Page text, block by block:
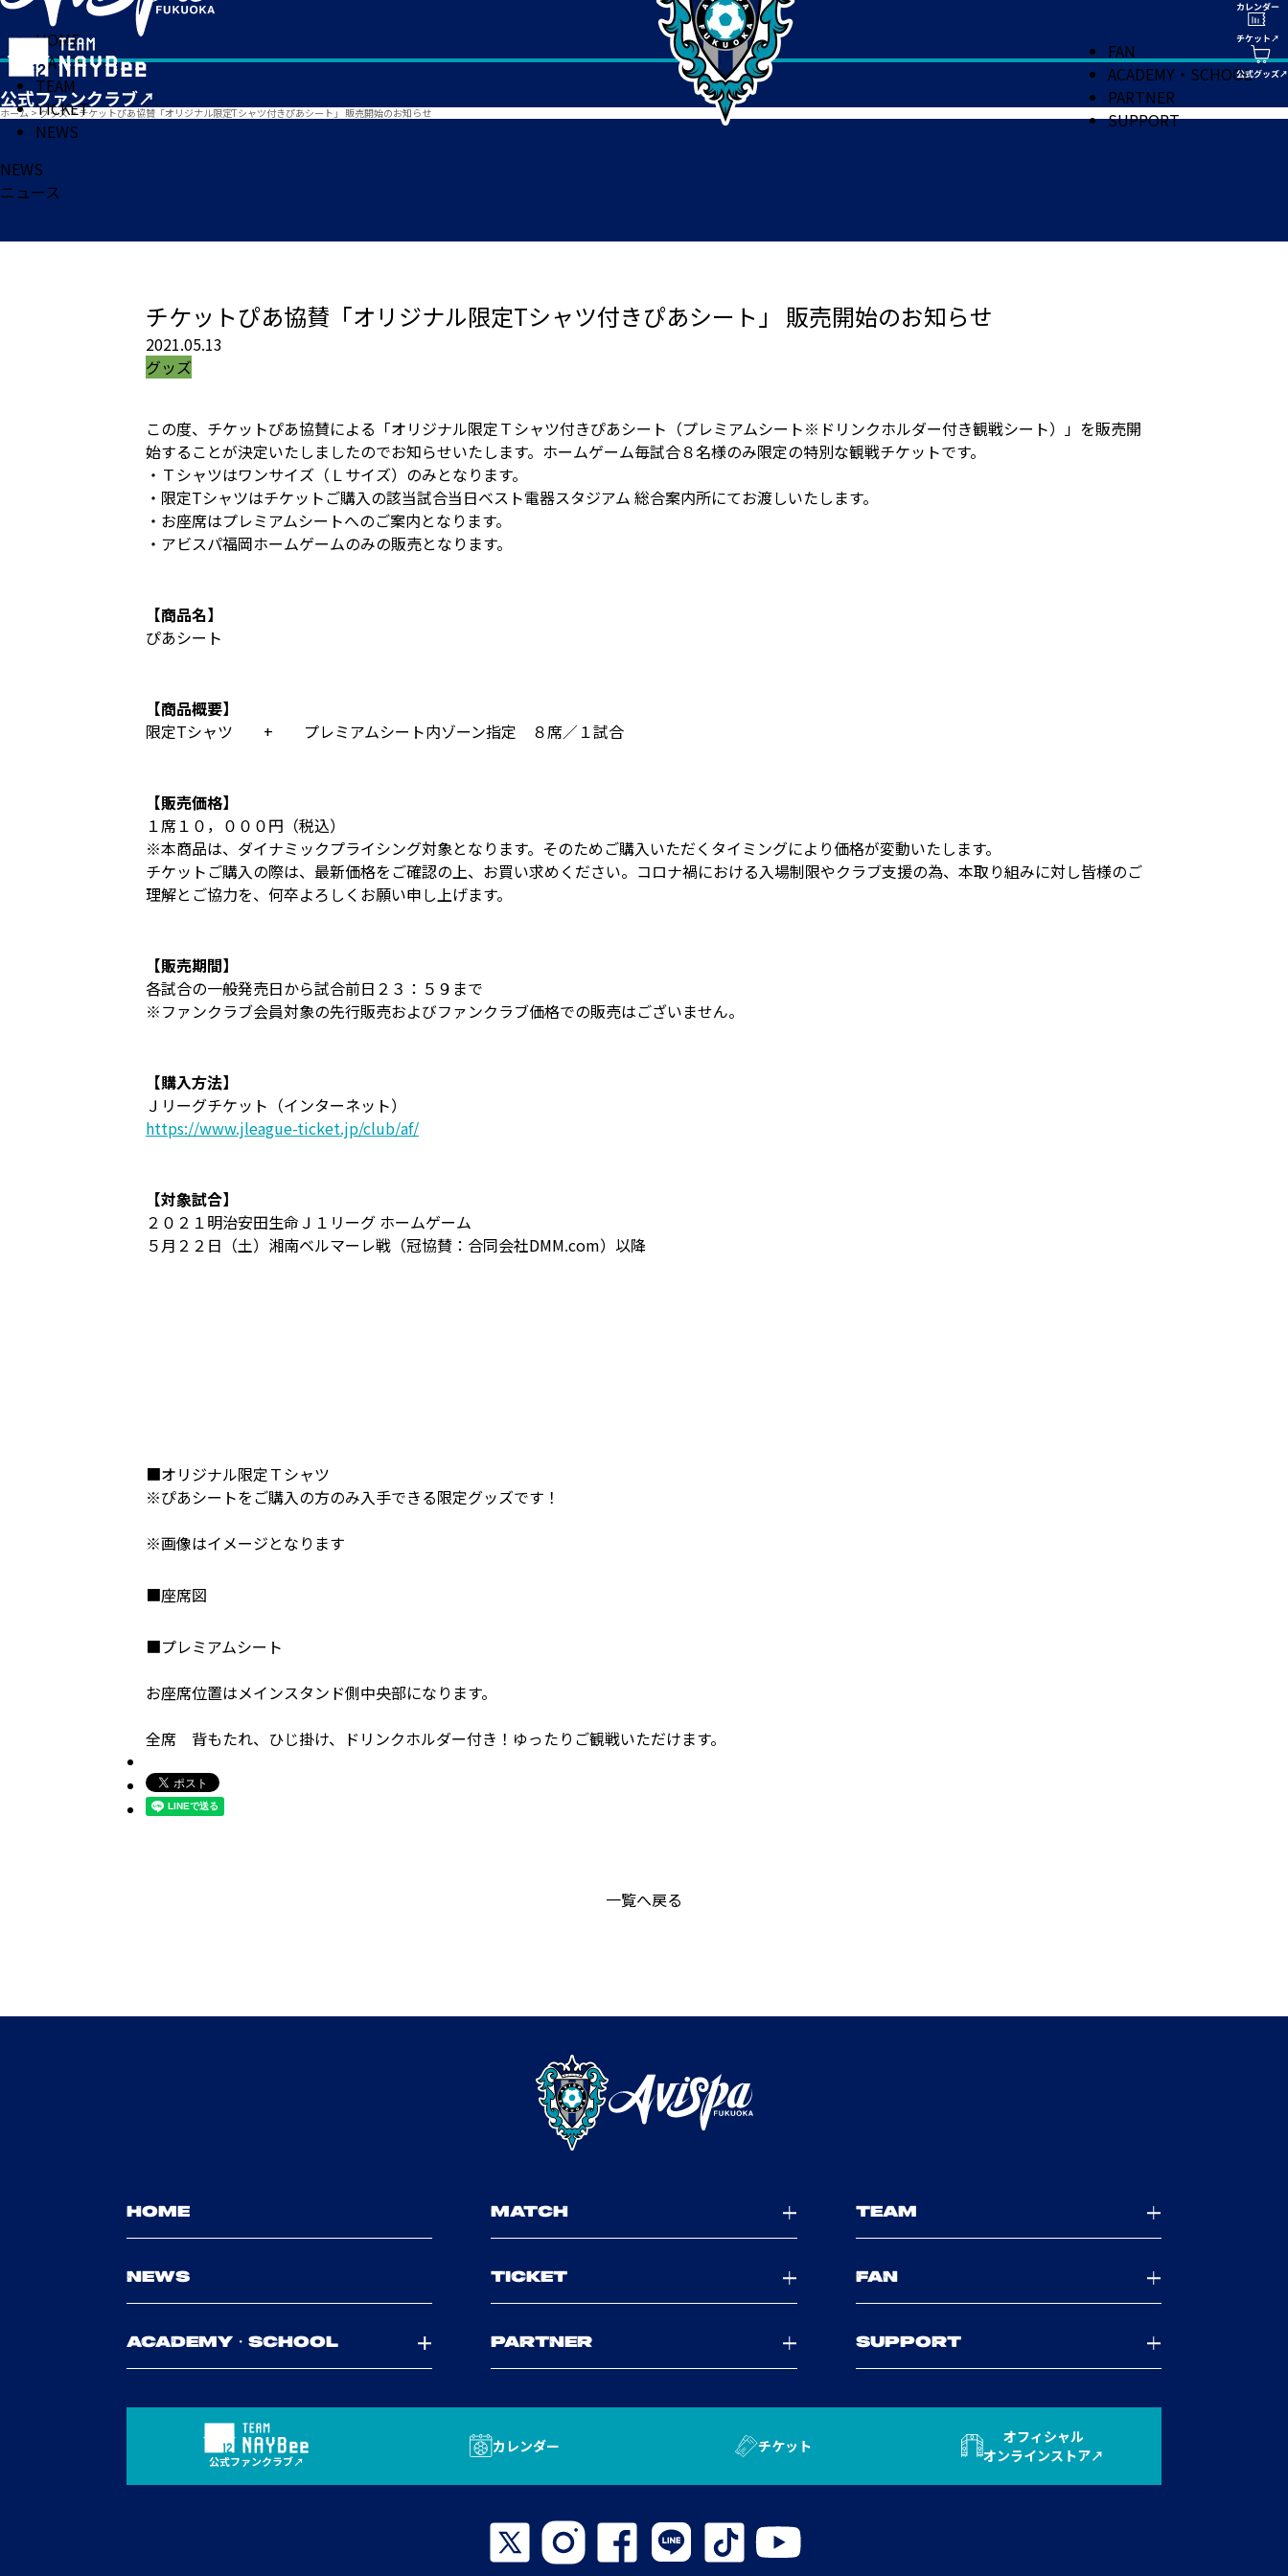
HOME
MATCH
TEAM
TICKET
NEWS
FAN
ACADEMY・SCHOOL
PARTNER
SUPPORT
ホーム > グッズ>チケットぴあ協賛「オリジナル限定Tシャツ付きぴあシート」 販売開始のお知らせ
NEWS
ニュース
チケットぴあ協賛「オリジナル限定Tシャツ付きぴあシート」 販売開始のお知らせ
2021.05.13
グッズ
この度、チケットぴあ協賛による「オリジナル限定Ｔシャツ付きぴあシート（プレミアムシート※ドリンクホルダー付き観戦シート）」を販売開
始することが決定いたしましたのでお知らせいたします。ホームゲーム毎試合８名様のみ限定の特別な観戦チケットです。
・Ｔシャツはワンサイズ（Ｌサイズ）のみとなります。
・限定Tシャツはチケットご購入の該当試合当日ベスト電器スタジアム 総合案内所にてお渡しいたします。
・お座席はプレミアムシートへのご案内となります。
・アビスパ福岡ホームゲームのみの販売となります。
【商品名】
ぴあシート
【商品概要】
限定Tシャツ + プレミアムシート内ゾーン指定 ８席／１試合
【販売価格】
１席１０，０００円（税込）
※本商品は、ダイナミックプライシング対象となります。そのためご購入いただくタイミングにより価格が変動いたします。
チケットご購入の際は、最新価格をご確認の上、お買い求めください。コロナ禍における入場制限やクラブ支援の為、本取り組みに対し皆様のご
理解とご協力を、何卒よろしくお願い申し上げます。
【販売期間】
各試合の一般発売日から試合前日２３：５９まで
※ファンクラブ会員対象の先行販売およびファンクラブ価格での販売はございません。
【購入方法】
Ｊリーグチケット（インターネット）
https://www.jleague-ticket.jp/club/af/
【対象試合】
２０２１明治安田生命Ｊ１リーグ ホームゲーム
５月２２日（土）湘南ベルマーレ戦（冠協賛：合同会社DMM.com）以降
■オリジナル限定Ｔシャツ
※ぴあシートをご購入の方のみ入手できる限定グッズです！
※画像はイメージとなります
■座席図
■プレミアムシート
お座席位置はメインスタンド側中央部になります。
全席 背もたれ、ひじ掛け、ドリンクホルダー付き！ゆったりご観戦いただけます。
一覧へ戻る
HOME MATCH TEAM
NEWS TICKET FAN
ACADEMY・SCHOOL PARTNER SUPPORT
公式ファンクラブ
カレンダー チケット
オフィシャル
オンラインストア